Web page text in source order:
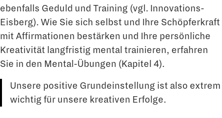
ebenfalls Geduld und Training (vgl. Innovations-
Eisberg). Wie Sie sich selbst und Ihre Schöpferkraft
mit Affirmationen bestärken und Ihre persönliche
Kre­ativität langfristig mental trainieren, erfahren
Sie in den Mental-Übungen (Kapitel 4).
Unsere positive Grundeinstellung ist also extrem
wichtig für unsere kreativen Erfolge.